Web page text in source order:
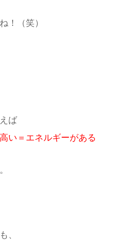
！（笑）
ば
い＝エネルギーがある
、